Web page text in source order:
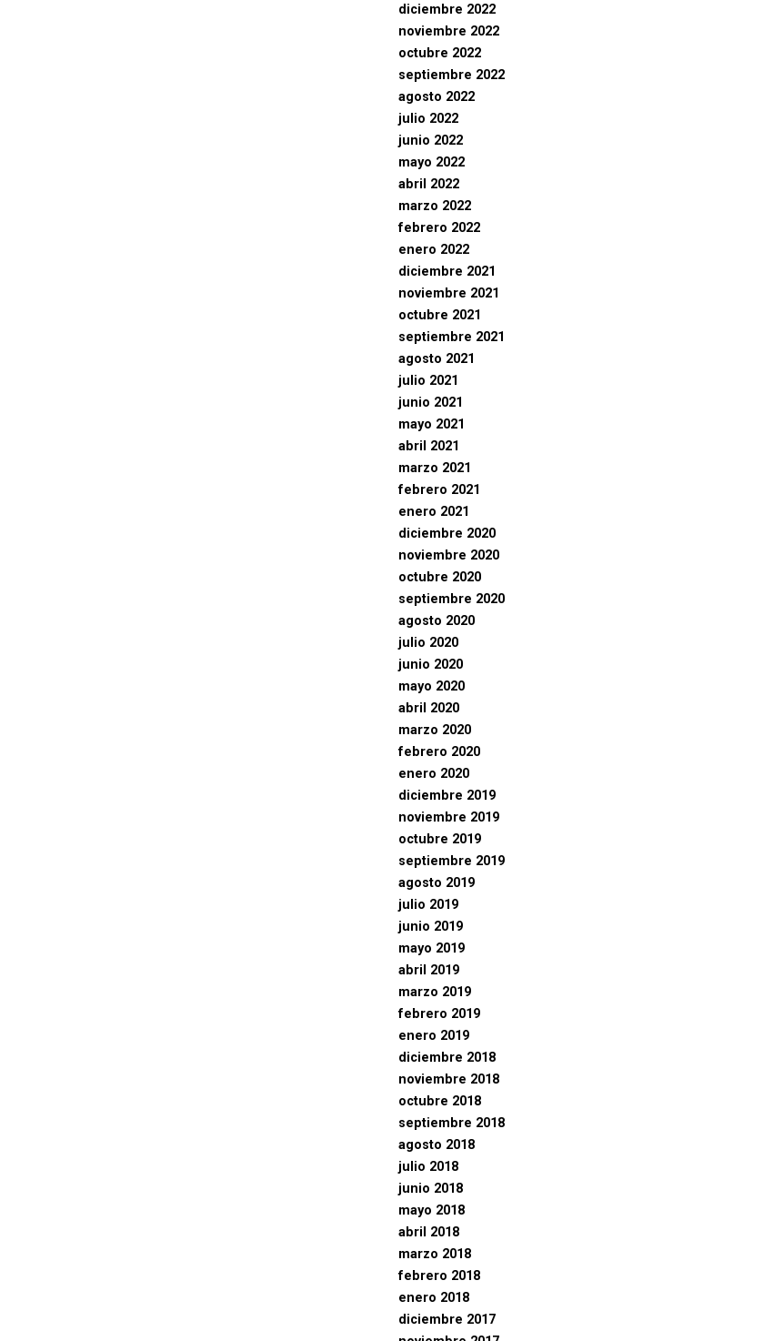
diciembre 2022
noviembre 2022
octubre 2022
septiembre 2022
agosto 2022
julio 2022
junio 2022
mayo 2022
abril 2022
marzo 2022
febrero 2022
enero 2022
diciembre 2021
noviembre 2021
octubre 2021
septiembre 2021
agosto 2021
julio 2021
junio 2021
mayo 2021
abril 2021
marzo 2021
febrero 2021
enero 2021
diciembre 2020
noviembre 2020
octubre 2020
septiembre 2020
agosto 2020
julio 2020
junio 2020
mayo 2020
abril 2020
marzo 2020
febrero 2020
enero 2020
diciembre 2019
noviembre 2019
octubre 2019
septiembre 2019
agosto 2019
julio 2019
junio 2019
mayo 2019
abril 2019
marzo 2019
febrero 2019
enero 2019
diciembre 2018
noviembre 2018
octubre 2018
septiembre 2018
agosto 2018
julio 2018
junio 2018
mayo 2018
abril 2018
marzo 2018
febrero 2018
enero 2018
diciembre 2017